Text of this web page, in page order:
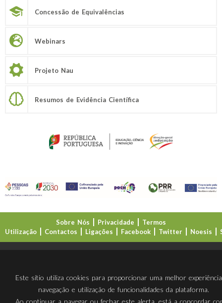
Concessão de Equivalências
Webinars
Projeto Nau
Resumos de Evidência Científica
Sobre Nós Privacidade
Termos
Utilização
Contactos Ligações Facebook Twitter Noesis
Este sítio utiliza cookies para proporcionar uma melhor
navegação e utilização de funcionalidades da plataforma.
Ao continuar a navegar ou fechar este alerta, está a concordar